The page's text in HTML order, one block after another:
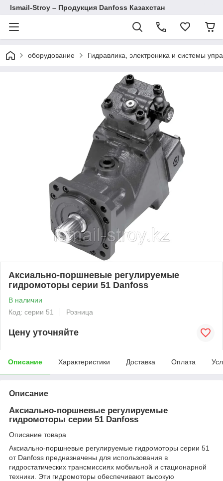
Ismail-Stroy – Продукция Danfoss Казахстан
оборудование Гидравлика, электроника и системы
Аксиально-поршневые регулируемые
гидромоторы серии 51 Danfoss
В наличии
Код: серии 51
Розница
Цену уточняйте
Описание Характеристики Доставка Оплата
Описание
Аксиально-поршневые регулируемые
гидромоторы серии 51 Danfoss
Описание товара
Аксиально-поршневые регулируемые гидромоторы серии 51
от Danfoss предназначены для использования в
гидростатических трансмиссиях мобильной и стационарной
техники. Эти гидромоторы обеспечивают высокую